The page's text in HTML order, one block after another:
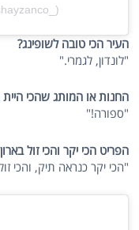
העיר הכי טובה לשופינג?
"לונדון, לגמרי."
החנות או המותג שהכי היית
"ספורה!"
הפריט הכי יקר והכי זול
"הכי יקר כנראה תיק, והכי